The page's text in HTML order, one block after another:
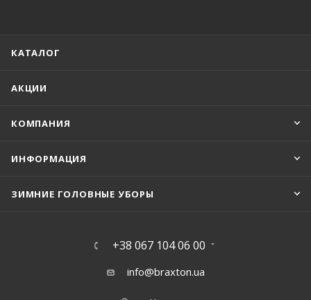
КАТАЛОГ
АКЦИИ
КОМПАНИЯ
ИНФОРМАЦИЯ
ЗИМНИЕ ГОЛОВНЫЕ УБОРЫ
+38 067 104 06 00
info@braxton.ua